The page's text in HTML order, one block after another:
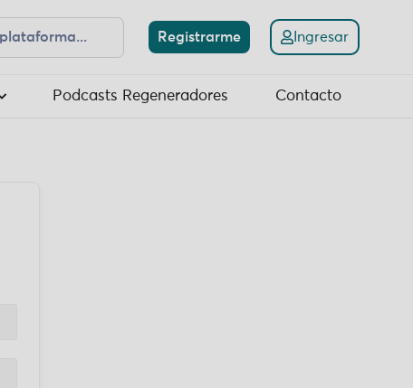
Registrarme Ingresar
Podcasts Regeneradores Contacto